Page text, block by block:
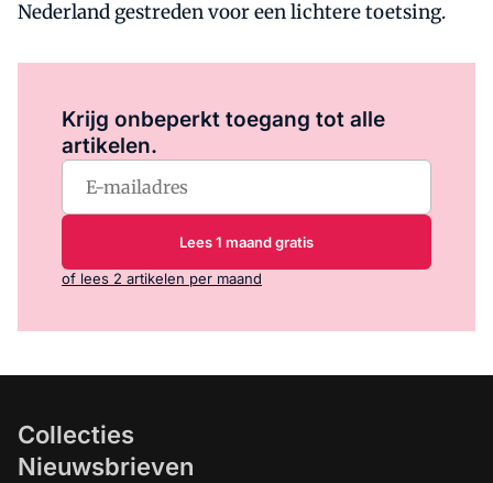
Nederland gestreden voor een lichtere toetsing.
Krijg onbeperkt toegang tot alle
artikelen.
Lees 1 maand gratis
of lees 2 artikelen per maand
Collecties
Nieuwsbrieven